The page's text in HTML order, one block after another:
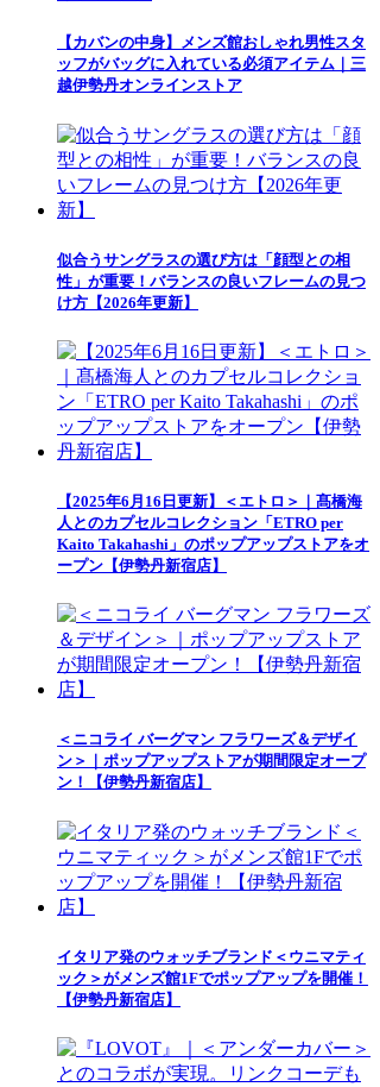
【カバンの中身】メンズ館おしゃれ男性スタ
ッフがバッグに入れている必須アイテム｜三
越伊勢丹オンラインストア
似合うサングラスの選び方は「顔型との相
性」が重要！バランスの良いフレームの見つ
け方【2026年更新】
【2025年6月16日更新】＜エトロ＞｜髙橋海
人とのカプセルコレクション「ETRO per
Kaito Takahashi」のポップアップストアをオ
ープン【伊勢丹新宿店】
＜ニコライ バーグマン フラワーズ＆デザイ
ン＞｜ポップアップストアが期間限定オープ
ン！【伊勢丹新宿店】
イタリア発のウォッチブランド＜ウニマティ
ック＞がメンズ館1Fでポップアップを開催！
【伊勢丹新宿店】